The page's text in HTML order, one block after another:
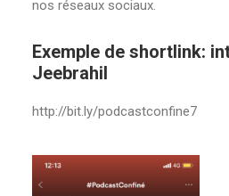
nos réseaux sociaux.
Exemple de shortlink:
Jeebrahil
http://bit.ly/podcastconfine7